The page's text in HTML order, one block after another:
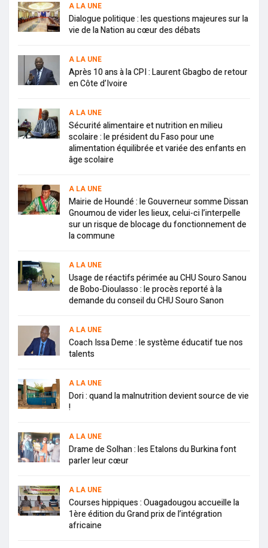
A LA UNE
Dialogue politique : les questions majeures sur la
vie de la Nation au cœur des débats
A LA UNE
Après 10 ans à la CPI : Laurent Gbagbo de retour
en Côte d’Ivoire
A LA UNE
Sécurité alimentaire et nutrition en milieu
scolaire : le président du Faso pour une
alimentation équilibrée et variée des enfants en
âge scolaire
A LA UNE
Mairie de Houndé : le Gouverneur somme Dissan
Gnoumou de vider les lieux, celui-ci l’interpelle
sur un risque de blocage du fonctionnement de
la commune
A LA UNE
Usage de réactifs périmée au CHU Souro Sanou
de Bobo-Dioulasso : le procès reporté à la
demande du conseil du CHU Souro Sanon
A LA UNE
Coach Issa Deme : le système éducatif tue nos
talents
A LA UNE
Dori : quand la malnutrition devient source de vie
!
A LA UNE
Drame de Solhan : les Etalons du Burkina font
parler leur cœur
A LA UNE
Courses hippiques : Ouagadougou accueille la
1ère édition du Grand prix de l’intégration
africaine